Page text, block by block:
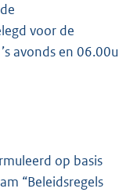
voor de
avonds en 06.00u
op basis
“Beleidsregels